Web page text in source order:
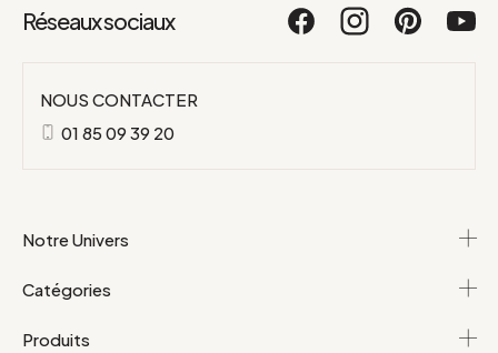
Réseaux sociaux
NOUS CONTACTER
01 85 09 39 20
Notre Univers
Catégories
Produits